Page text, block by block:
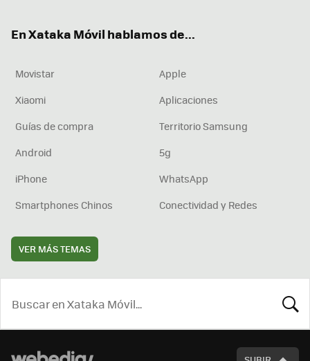
En Xataka Móvil hablamos de...
Movistar
Apple
Xiaomi
Aplicaciones
Guías de compra
Territorio Samsung
Android
5g
iPhone
WhatsApp
Smartphones Chinos
Conectividad y Redes
VER MÁS TEMAS